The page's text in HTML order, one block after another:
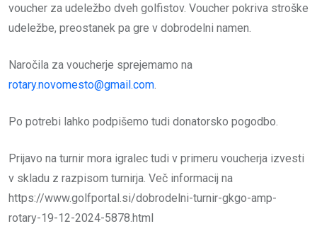
voucher za udeležbo dveh golfistov. Voucher pokriva stroške
udeležbe, preostanek pa gre v dobrodelni namen.
Naročila za voucherje sprejemamo na
rotary.novomesto@gmail.com
Po potrebi lahko podpišemo tudi donatorsko pogodbo.
Prijavo na turnir mora igralec tudi v primeru voucherja izvesti
v skladu z razpisom turnirja. Več informacij na
https://www.golfportal.si/dobrodelni-turnir-gkgo-amp-
rotary-19-12-2024-5878.html